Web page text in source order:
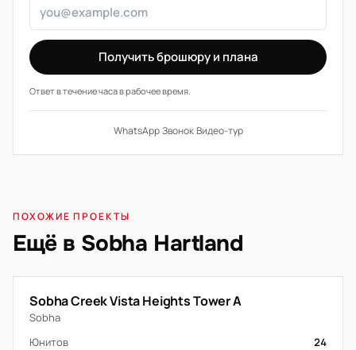
Получить брошюру и плана
Ответ в течение часа в рабочее время.
WhatsApp·Звонок·Видео-тур
ПОХОЖИЕ ПРОЕКТЫ
Ещё в Sobha Hartland
Sobha Creek Vista Heights Tower A
Sobha
Юнитов
24